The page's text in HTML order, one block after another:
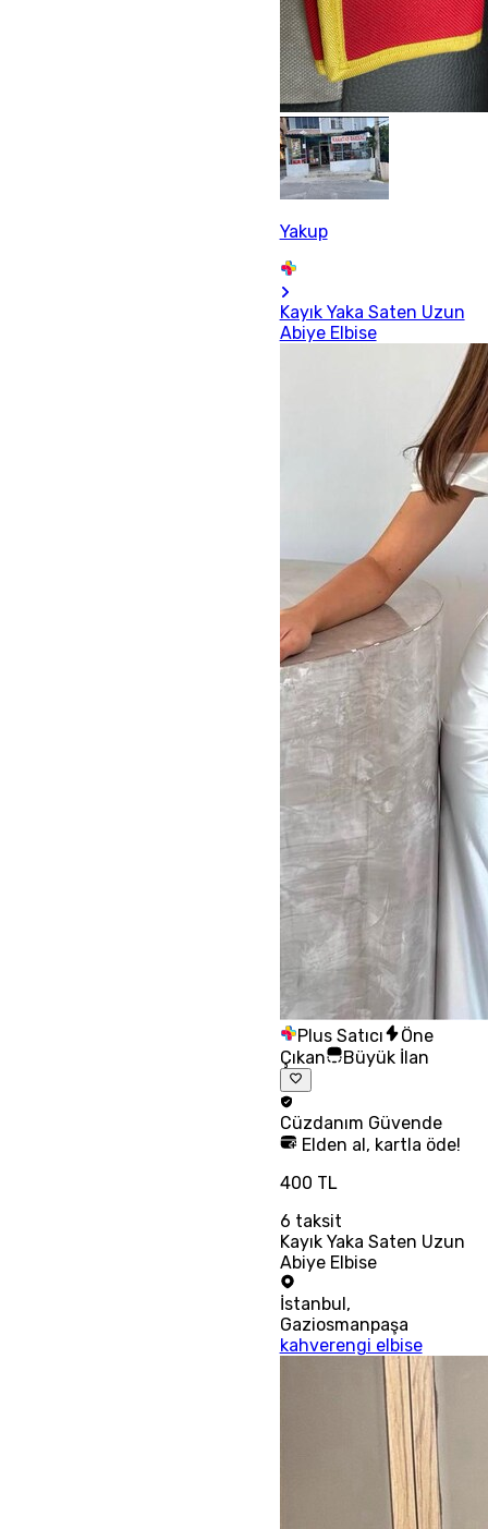
Yakup
Kayık Yaka Saten Uzun
Abiye Elbise
Plus Satıcı
Öne
Çıkan
Büyük İlan
Cüzdanım Güvende
Elden al, kartla öde!
400 TL
6 taksit
Kayık Yaka Saten Uzun
Abiye Elbise
İstanbul ,
Gaziosmanpaşa
kahverengi elbise